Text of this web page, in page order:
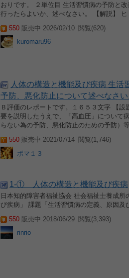
おりです。 ２単位目 生活習慣病の予防と
行ったらよいか、述べなさい。 【解説】
550 販売中 2026/02/10 閲覧(620)
kuromaru96
人体の構造と機能及び疾病 生活
予防、悪化防止について述べなさい
Ｂ評価のレポートです。１６５３文字 【
要を説明したうえで、「高血圧」について
らない為の予防、悪化防止のための予防）
550 販売中 2021/07/14 閲覧(1,746)
ボマ１３
1-① 人体の構造と機能及び疾病
日本知的障害者福祉協会 社会福祉士養成
び疾病」 課題「生活習慣病の定義、原因
550 販売中 2018/06/29 閲覧(3,393)
rinrio